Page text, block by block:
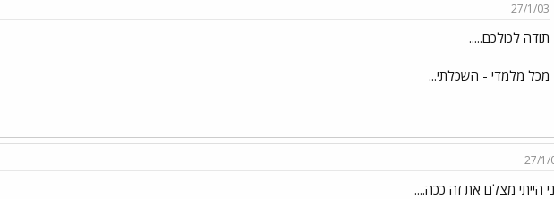
27/1/03
תודה לכולכם.....
מכל מלמדי - השכלתי...
27/1/
הייתי מצלם את זה ככה....